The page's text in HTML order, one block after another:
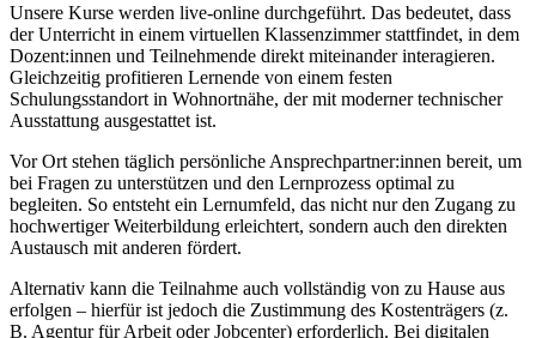
Unsere Kurse werden live-online durchgeführt. Das bedeutet, dass
der Unterricht in einem virtuellen Klassenzimmer stattfindet, in dem
Dozent:innen und Teilnehmende direkt miteinander interagieren.
Gleichzeitig profitieren Lernende von einem festen
Schulungsstandort in Wohnortnähe, der mit moderner technischer
Ausstattung ausgestattet ist.
Vor Ort stehen täglich persönliche Ansprechpartner:innen bereit, um
bei Fragen zu unterstützen und den Lernprozess optimal zu
begleiten. So entsteht ein Lernumfeld, das nicht nur den Zugang zu
hochwertiger Weiterbildung erleichtert, sondern auch den direkten
Austausch mit anderen fördert.
Alternativ kann die Teilnahme auch vollständig von zu Hause aus
erfolgen – hierfür ist jedoch die Zustimmung des Kostenträgers (z.
B. Agentur für Arbeit oder Jobcenter) erforderlich. Bei digitalen